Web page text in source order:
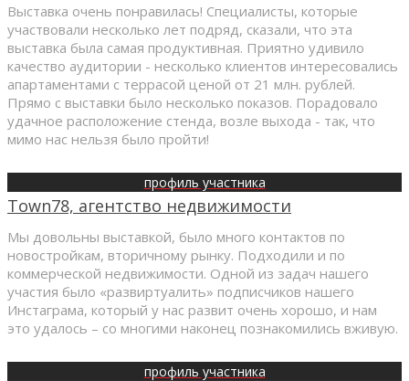
Выставка очень понравилась! Специалисты, которые
участвовали несколько лет подряд, сказали, что эта
выставка была самая продуктивная. Приятно удивило
качество аудитории - несколько клиентов интересовались
апартаментами с террасой ценой от 21 млн. рублей.
Прямо с выставки было несколько показов. Порадовало
удачное расположение стенда, возле выхода - так, что
мимо нас нельзя было пройти!
профиль участника
Town78, агентство недвижимости
Мы довольны выставкой, было много контактов по
новостройкам, вторичному рынку. Подходили и по
коммерческой недвижимости. Одной из задач нашего
участия было «развиртуалить» подписчиков нашего
Инстаграма, который у нас развит очень хорошо, и нам
это удалось – со многими наконец познакомились вживую.
профиль участника